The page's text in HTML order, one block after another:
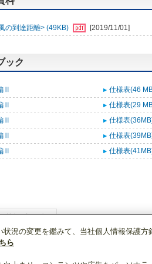
の到達距離> (49KB) [2019/11/01]
ック
Ⅱ 仕様表(46
Ⅱ
仕様表(29
Ⅱ
仕様表
Ⅱ
仕様表
Ⅱ
仕様表
情報
況の変更を鑑みて、当社個人情報保護
ら